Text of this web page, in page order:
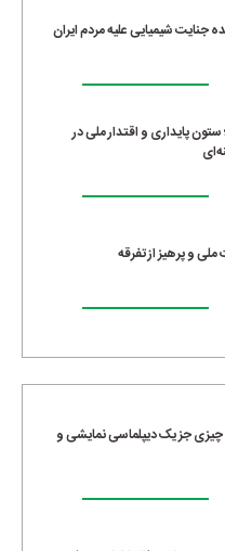
جنایت شیمیایی علیه مردم ایران
پایداری و اقتدار ملی در
و پرهیز از تفرقه
جز یک دیپلماسی نمایشی و